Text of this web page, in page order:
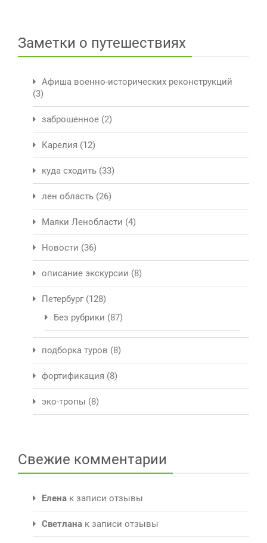
Заметки о путешествиях
Афиша военно-исторических реконструкций
(3)
заброшенное (2)
Карелия (12)
куда сходить (33)
лен область (26)
Маяки Ленобласти (4)
Новости (36)
описание экскурсии (8)
Петербург (128)
Без рубрики (87)
подборка туров (8)
фортификация (8)
эко-тропы (8)
Свежие комментарии
Елена к записи отзывы
Светлана к записи отзывы